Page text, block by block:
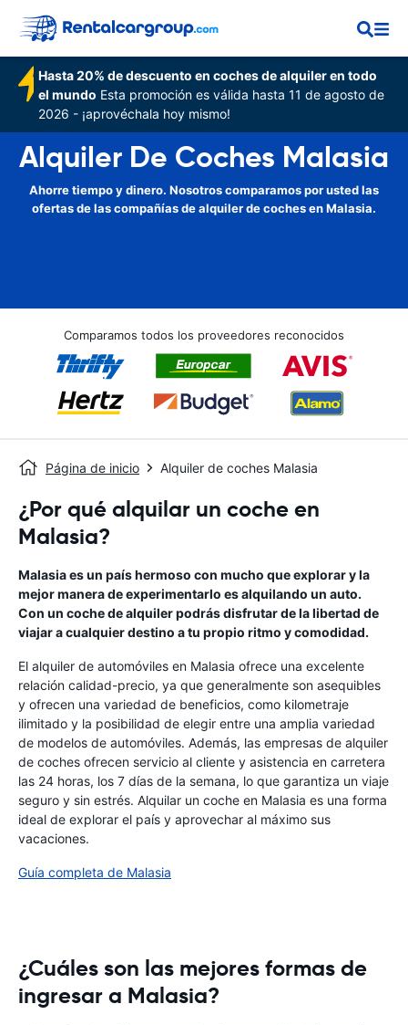
Hasta 20% de descuento en coches de alquiler en todo
el mundo Esta promoción es válida hasta 11 de agosto de
2026 - ¡aprovéchala hoy mismo!
Alquiler De Coches Malasia
Ahorre tiempo y dinero. Nosotros comparamos por usted las
ofertas de las compañías de alquiler de coches en Malasia.
Comparamos todos los proveedores reconocidos
Página de inicio Alquiler de coches Malasia
¿Por qué alquilar un coche en
Malasia?
Malasia es un país hermoso con mucho que explorar y la
mejor manera de experimentarlo es alquilando un auto.
Con un coche de alquiler podrás disfrutar de la libertad de
viajar a cualquier destino a tu propio ritmo y comodidad.
El alquiler de automóviles en Malasia ofrece una excelente
relación calidad-precio, ya que generalmente son asequibles
y ofrecen una variedad de beneficios, como kilometraje
ilimitado y la posibilidad de elegir entre una amplia variedad
de modelos de automóviles. Además, las empresas de alquiler
de coches ofrecen servicio al cliente y asistencia en carretera
las 24 horas, los 7 días de la semana, lo que garantiza un viaje
seguro y sin estrés. Alquilar un coche en Malasia es una forma
ideal de explorar el país y aprovechar al máximo sus
vacaciones.
Guía completa de Malasia
¿Cuáles son las mejores formas de
ingresar a Malasia?